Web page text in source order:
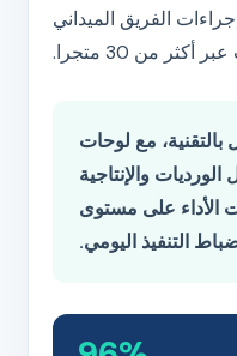
الفريق الميداني
من 30 متجرا.
مع لوحات
والإنتاجية
الأداء على مستوى
التنفيذ اليومي.